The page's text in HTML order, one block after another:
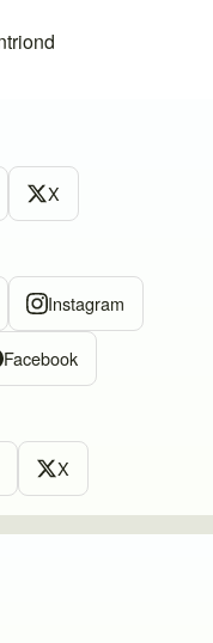
X
Instagram
Facebook
X